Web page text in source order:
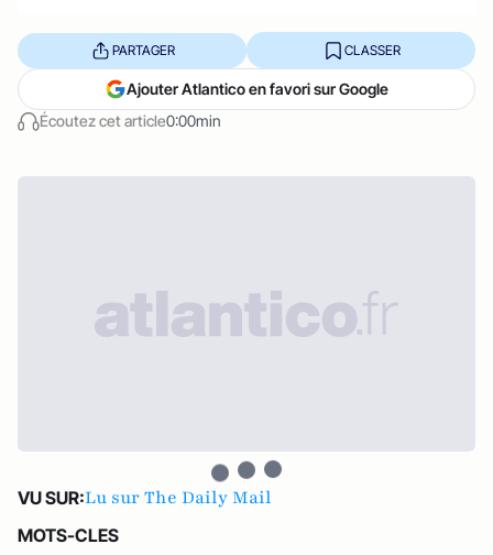
Écoutez cet article0:00min
PARTAGER CLASSER
Ajouter Atlantico en favori sur Google
VU SUR:Lu sur The Daily Mail
MOTS-CLES